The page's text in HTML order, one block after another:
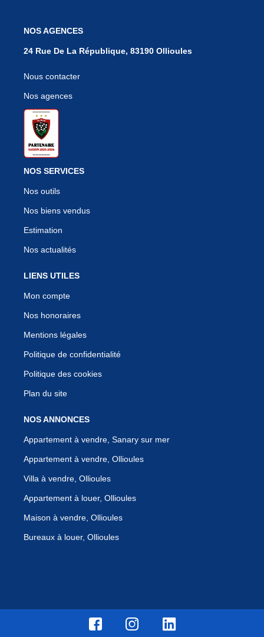
NOS AGENCES
24 Rue De La République, 83190 Ollioules
Nous contacter
Nos agences
NOS SERVICES
Nos outils
Nos biens vendus
Estimation
Nos actualités
LIENS UTILES
Mon compte
Nos honoraires
Mentions légales
Politique de confidentialité
Politique des cookies
Plan du site
NOS ANNONCES
Appartement à vendre, Sanary sur mer
Appartement à vendre, Ollioules
Villa à vendre, Ollioules
Appartement à louer, Ollioules
Maison à vendre, Ollioules
Bureaux à louer, Ollioules